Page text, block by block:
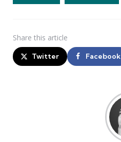
Share this article
Twitter Facebook